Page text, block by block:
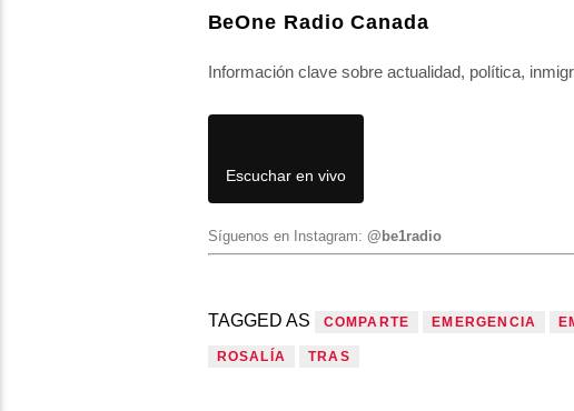
BeOne Radio Canada
Información clave sobre actualidad, política,
Escuchar en vivo
Síguenos en Instagram: @be1radio
TAGGED AS COMPARTE EMERGENCIA
ROSALÍA TRAS